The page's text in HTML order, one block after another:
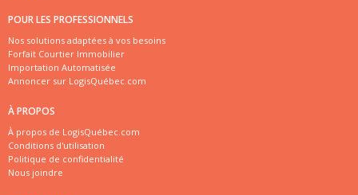
POUR LES PROFESSIONNELS
Nos solutions adaptées à vos besoins
Forfait Courtier Immobilier
Importation Automatisée
Annoncer sur LogisQuébec.com
À PROPOS
À propos de LogisQuébec.com
Conditions d'utilisation
Politique de confidentialité
Nous joindre